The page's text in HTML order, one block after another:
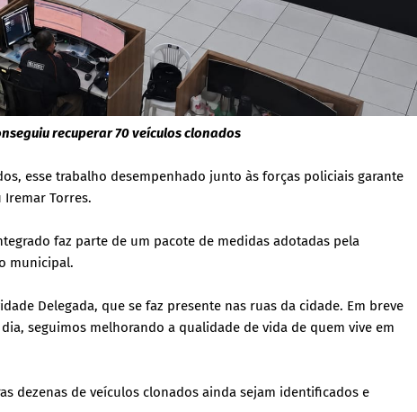
recuperar 70 veículos clonados
esse trabalho desempenhado junto às forças policiais garante
Iremar Torres.
faz parte de um pacote de medidas adotadas pela
municipal.
Delegada, que se faz presente nas ruas da cidade. Em breve
seguimos melhorando a qualidade de vida de quem vive em
dezenas de veículos clonados ainda sejam identificados e